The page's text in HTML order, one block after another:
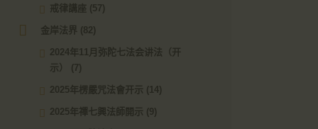
戒律講座 (57)
金岸法界 (82)
2024年11月弥陀七法会讲法（开
示）
(7)
2025年楞嚴咒法會开示 (14)
2025年禪七興法師開示 (9)